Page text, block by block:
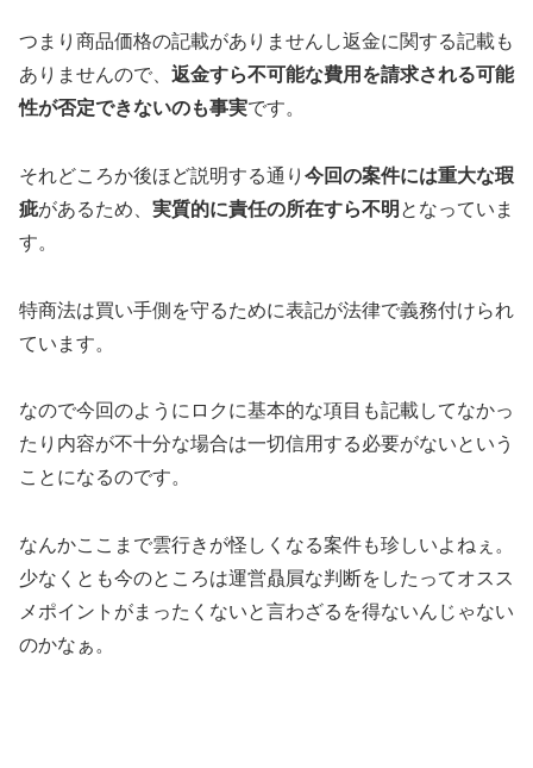
つまり商品価格の記載がありませんし返金に関する記載も
ありませんので、 返金すら不可能な費用を請求される可能
性が否定できないのも事実です。
それどころか後ほど説明する通り 今回の案件には重大な瑕
疵があるため、 実質的に責任の所在すら不明 となっていま
す。
特商法は買い手側を守るために表記が法律で義務付けられ
ています。
なので今回のように ロクに基本的な項目も記載してなかっ
たり内容が不十分な場合は一切信用する必要がないという
ことになるのです。
なんかここまで雲行きが怪しくなる案件も珍しいよねぇ。
少なくとも今のところは運営贔屓な判断をしたってオスス
メポイントがまったくないと言わざるを得ないんじゃない
のかなぁ。